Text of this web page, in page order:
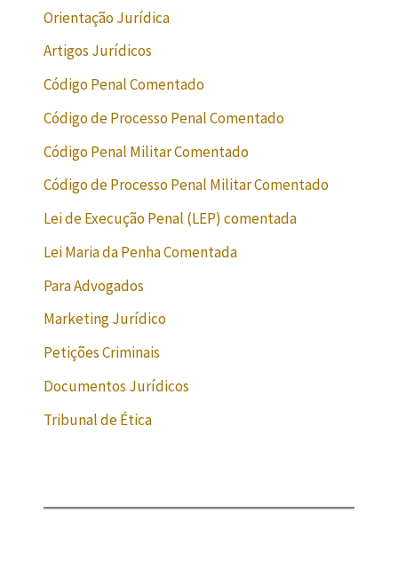
Orientação Jurídica
Artigos Jurídicos
Código Penal Comentado
Código de Processo Penal Comentado
Código Penal Militar Comentado
Código de Processo Penal Militar Comentado
Lei de Execução Penal (LEP) comentada
Lei Maria da Penha Comentada
Para Advogados
Marketing Jurídico
Petições Criminais
Documentos Jurídicos
Tribunal de Ética